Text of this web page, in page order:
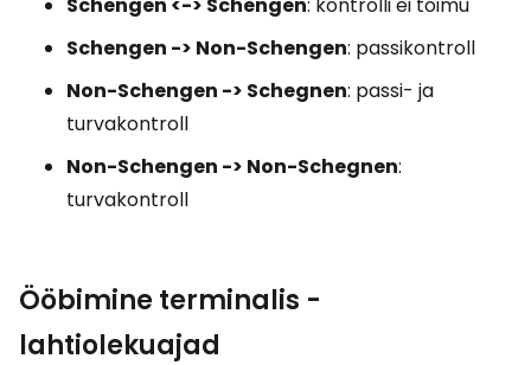
Schengen -> Non-Schengen: passikontroll
Non-Schengen -> Schegnen: passi- ja
turvakontroll
Non-Schengen -> Non-Schegnen:
turvakontroll
Ööbimine terminalis -
lahtiolekuajad